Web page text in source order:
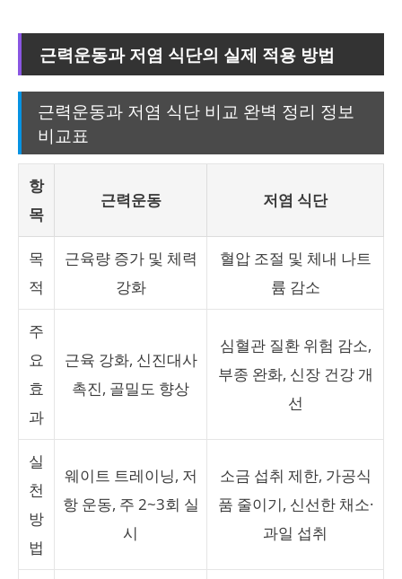
근력운동과 저염 식단의 실제 적용 방법
근력운동과 저염 식단 비교 완벽 정리 정보
비교표
항
목
근력운동 저염 식단
목
적
근육량 증가 및 체력
강화
혈압 조절 및 체내 나트
륨 감소
주
요
효
과
근육 강화, 신진대사
촉진, 골밀도 향상
심혈관 질환 위험 감소,
부종 완화, 신장 건강 개
선
실
천
방
법
웨이트 트레이닝, 저
항 운동, 주 2~3회 실
시
소금 섭취 제한, 가공식
품 줄이기, 신선한 채소·
과일 섭취